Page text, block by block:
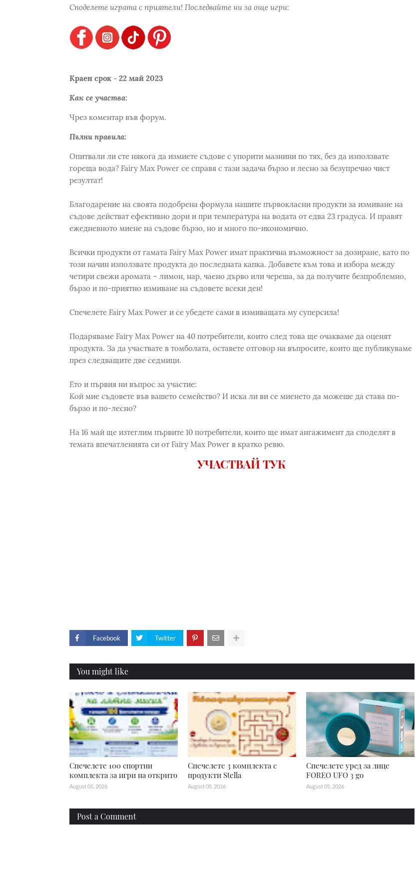
Споделете играта с приятели! Последвайте ни за още игри:
Краен срок - 22 май 2023
Как се участва:
Чрез коментар във форум.
Пълни правила:
Опитвали ли сте някога да измиете съдове с упорити мазнини по тях, без да използвате
гореща вода? Fairy Max Power се справя с тази задача бързо и лесно за безупречно чист
резултат!
Благодарение на своята подобрена формула нашите първокласни продукти за измиване на
съдове действат ефективно дори и при температура на водата от едва 23 градуса. И правят
ежедневното миене на съдове бързо, но и много по-икономично.
Всички продукти от гамата Fairy Max Power имат практична възможност за дозиране, като по
този начин използвате продукта до последната капка. Добавете към това и избора между
четири свежи аромата – лимон, нар, чаено дърво или череша, за да получите безпроблемно,
бързо и по-приятно измиване на съдовете всеки ден!
Спечелете Fairy Max Power и се убедете сами в измиващата му суперсила!
Подаряваме Fairy Max Power на 40 потребители, които след това ще очакваме да оценят
продукта. За да участвате в томболата, оставете отговор на въпросите, които ще публикуваме
през следващите две седмици.
Ето и първия ни въпрос за участие:
Кой мие съдовете във вашето семейство? И иска ли ви се миенето да можеше да става по-
бързо и по-лесно?
На 16 май ще изтеглим първите 10 потребители, които ще имат ангажимент да споделят в
темата впечатленията си от Fairy Max Power в кратко ревю.
УЧАСТВАЙ ТУК
Facebook Twitter
You might like
Спечелете 100 спортни
комплекта за игри на открито
August 05, 2026
Спечелете 3 комплекта с
продукти Stella
August 05, 2026
Спечелете уред за лице
FOREO UFO 3 go
August 05, 2026
Post a Comment